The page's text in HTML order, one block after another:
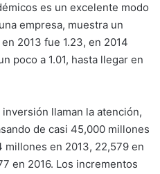
es un excelente modo
empresa, muestra un
2013 fue 1.23, en 2014
poco a 1.01, hasta llegar en
llaman la atención,
de casi 45,000 millones
millones en 2013, 22,579 en
en 2016. Los incrementos